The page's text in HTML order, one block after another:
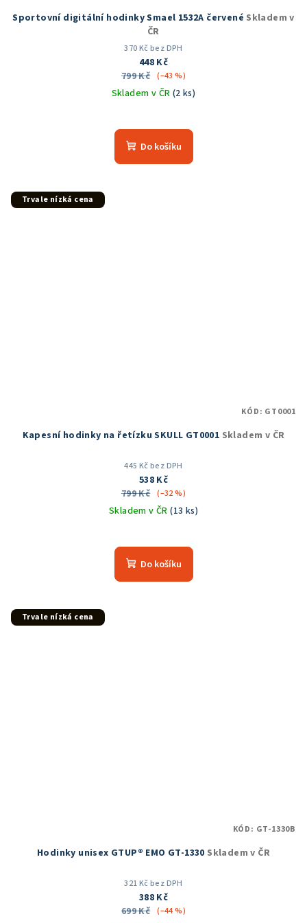
Sportovní digitální hodinky Smael 1532A červené Skladem v
ČR
370 Kč bez DPH
448 Kč
799 Kč (–43 %)
Skladem v ČR (2 ks)
hodnocení
produktu
Do košíku
Trvale nízká cena
Kapesní hodinky na řetízku SKULL GT0001 Skladem v ČR
445 Kč bez DPH
538 Kč
799 Kč (–32 %)
Skladem v ČR(13 ks)
hodnocení
produktu
Do košíku
KÓD: GT0001
Trvale nízká cena
Hodinky unisex GTUP® EMO GT-1330 Skladem v ČR
321 Kč bez DPH
388 Kč
699 Kč (–44 %)
KÓD: GT-1330B